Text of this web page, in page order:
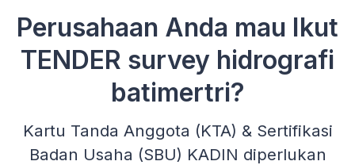
Perusahaan Anda mau Ikut
TENDER survey hidrografi
batimertri?
Kartu Tanda Anggota (KTA) & Sertifikasi
Badan Usaha (SBU) KADIN diperlukan